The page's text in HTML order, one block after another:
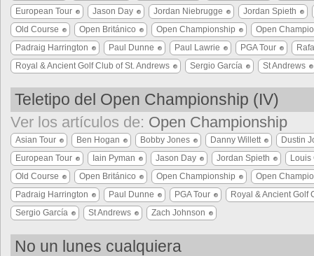
European Tour
Jason Day Jordan Niebrugge
Jordan Spieth
Old Course
Open Británico Open Championship
Open
Padraig Harrington
Paul Dunne Paul Lawrie PGA Tour
Royal & Ancient Golf Club of St. Andrews
Sergio García St Andrews
Teletipo del Open Championship (IV)
Ver los artículos de: Open Championship
Asian Tour Ben Hogan Bobby Jones Danny Willett
Dustin
European Tour
Iain Pyman Jason Day Jordan Spieth
Louis
Old Course
Open Británico Open Championship
Open
Padraig Harrington
Paul Dunne PGA Tour
Royal & Ancient Golf
Sergio García
St Andrews Zach Johnson
No un lunes cualquiera